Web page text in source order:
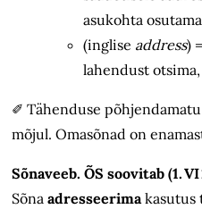
asukohta
(inglise address)
lahendust
✐ Tähenduse
mõjul. Omasõnad on
Sõnaveeb. ÕS soovitab (1.
Sõna adresseerimakasutus